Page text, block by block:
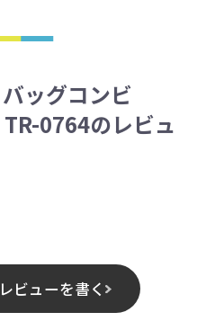
ッグコンビ
TR-0764のレビュ
ビューを書く